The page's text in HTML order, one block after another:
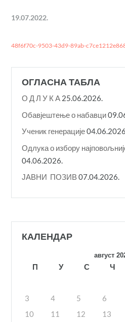
19.07.2022.
48f6f70c-9503-43d9-89ab-
ОГЛАСНА ТАБЛА
О Д Л У К A 25.06.2026.
Обавјештење о набавци
Ученик генерације
Одлука о избору
04.06.2026.
ЈАВНИ ПОЗИВ 07.04.2026.
КАЛЕНДАР
август
П У С Ч
3
4 5 6
10
11 12 13